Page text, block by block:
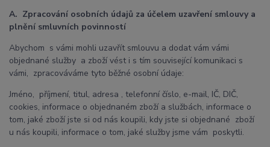
A. Zpracování osobních údajů za účelem uzavření smlouvy a
plnění smluvních povinností
Abychom s vámi mohli uzavřít smlouvu a dodat vám vámi
objednané služby a zboží vést i s tím související komunikaci s
vámi, zpracováváme tyto běžné osobní údaje:
Jméno, příjmení, titul, adresa , telefonní číslo, e-mail, IČ, DIČ,
cookies, informace o objednaném zboží a službách, informace o
tom, jaké zboží jste si od nás koupili, kdy jste si objednané zboží
u nás koupili, informace o tom, jaké služby jsme vám poskytli.